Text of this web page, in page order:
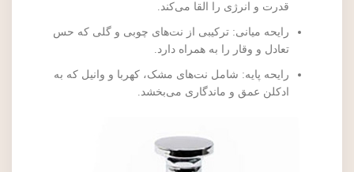
قدرت و انرژی را القا می‌کند.
رایحه میانی: ترکیبی از نت‌های چوبی و گلی که حس
تعادل و وقار را به همراه دارد.
رایحه پایه: شامل نت‌های مشک، کهربا و وانیل که به
ادکلن عمق و ماندگاری می‌بخشد.